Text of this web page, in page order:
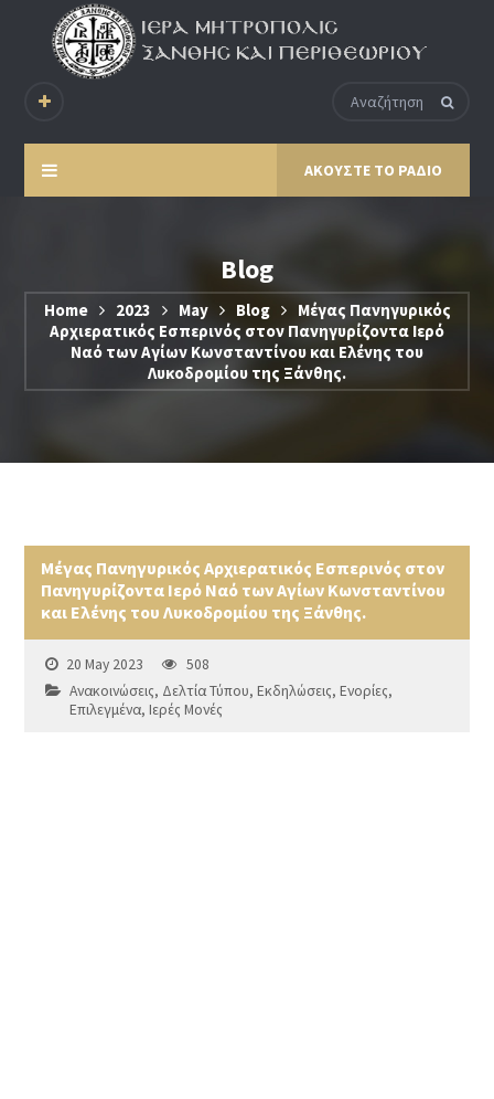
ΑΚΟΥΣΤΕ ΤΟ ΡΑΔΙΟ
Blog
Home 2023 May Blog
Μέγας Πανηγυρικός
Αρχιερατικός Εσπερινός στον Πανηγυρίζοντα Ιερό
Ναό των Αγίων Κωνσταντίνου και Ελένης του
Λυκοδρομίου της Ξάνθης.
Μέγας Πανηγυρικός Αρχιερατικός Εσπερινός στον
Πανηγυρίζοντα Ιερό Ναό των Αγίων Κωνσταντίνου
και Ελένης του Λυκοδρομίου της Ξάνθης.
20 May 2023
508
Ανακοινώσεις, Δελτία Τύπου,Εκδηλώσεις,Ενορίες,
Επιλεγμένα,Ιερές Μονές